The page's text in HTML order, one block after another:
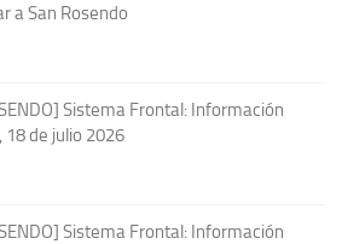
a San Rosendo
Sistema Frontal: Información
18 de julio 2026
Sistema Frontal: Información